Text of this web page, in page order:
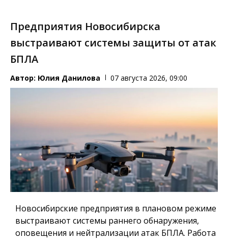
Предприятия Новосибирска
выстраивают системы защиты от атак
БПЛА
Автор: Юлия Данилова 07 августа 2026, 09:00
Новосибирские предприятия в плановом режиме
выстраивают системы раннего обнаружения,
оповещения и нейтрализации атак БПЛА. Работа